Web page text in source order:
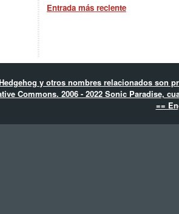
Entrada más reciente
y otros nombres relacionados son
Commons. 2006 - 2022 Sonic Paradise,
==